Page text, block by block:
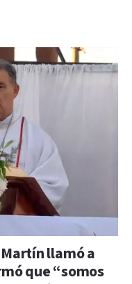
llamó a
que “somos